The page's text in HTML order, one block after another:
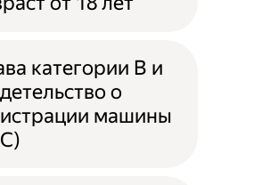
категории B и
о
машины